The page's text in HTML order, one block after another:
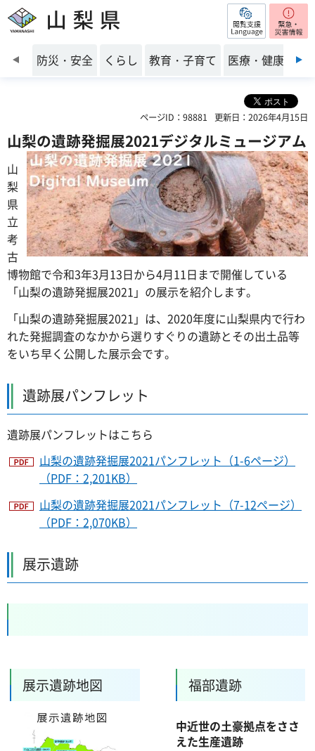
山梨県 閲覧支援
前のスライドを表示
防災・安全 くらし 教育・子育て 医療・健康・福
ページID：98881 更新日：2026年4月15日
山梨の遺跡発掘展2021デジタルミュージアム
山
梨
県
立
考
古
博物館で令和3年3月13日から4月11日まで開催している
「山梨の遺跡発掘展2021」の展示を紹介します。
「山梨の遺跡発掘展2021」は、2020年度に山梨県内で行わ
れた発掘調査のなかから選りすぐりの遺跡とその出土品等
をいち早く公開した展示会です。
遺跡展パンフレット
遺跡展パンフレットはこちら
山梨の遺跡発掘展2021パンフレット（1-6ページ）
（PDF：2,201KB）
山梨の遺跡発掘展2021パンフレット（7-12ページ）
（PDF：2,070KB）
展示遺跡
展示遺跡地図 福部遺跡
中近世の土豪拠点をささ
えた生産遺跡